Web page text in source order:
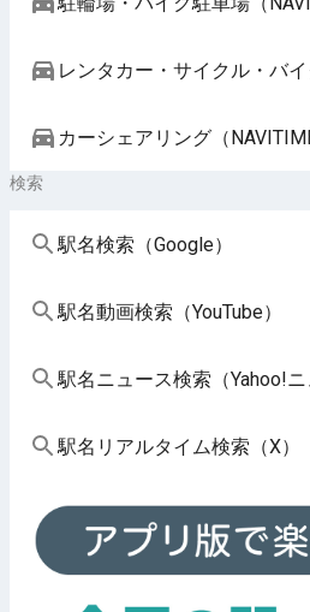
レンタカー・サイクル・バイ
カーシェアリング（
検索
駅名検索（Google）
駅名動画検索（YouTube）
駅名ニュース検索（Yahoo!ニ
駅名リアルタイム検索（X）